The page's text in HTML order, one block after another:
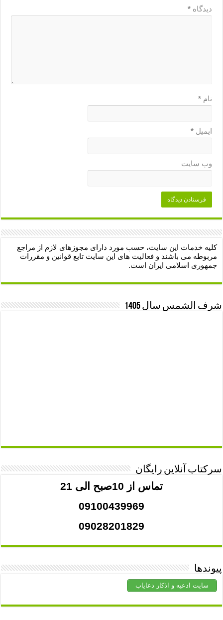
دیدگاه*
نام*
ایمیل*
وب‌ سایت
کلیه خدمات این سایت، حسب مورد دارای مجوزهای لازم از مراجع
مربوطه می باشند و فعالیت های این سایت تابع قوانین و مقررات
جمهوری اسلامی ایران است.
شرف الشمس سال 1405
سرکتاب آنلاین رایگان
تماس از 10صبح الی 21
09100439969
09028201829
پیوندها
سایت ادعیه و اذکار دعایاب